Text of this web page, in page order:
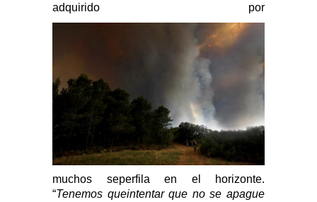
muchos seperfila en el horizonte.
“Tenemos queintentar que no se apague